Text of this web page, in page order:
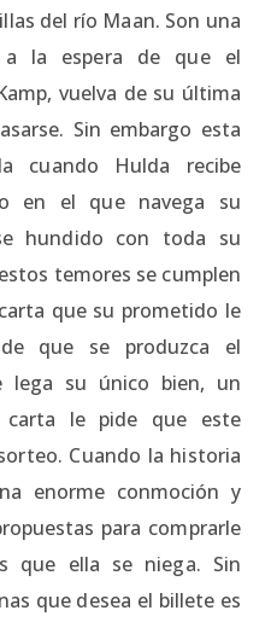
del río Maan. Son una
la espera de que el
vuelva de su última
Sin embargo esta
cuando Hulda recibe
en el que navega su
hundido con toda su
temores se cumplen
que su prometido le
que se produzca el
lega su único bien, un
le pide que este
Cuando la historia
enorme conmoción y
para comprarle
que ella se niega. Sin
que desea el billete es